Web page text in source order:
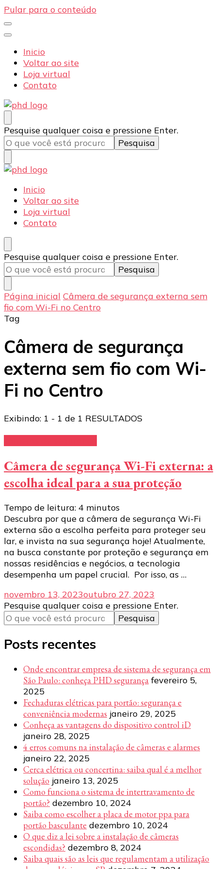
Pular para o conteúdo
Inicio
Voltar ao site
Loja virtual
Contato
PHD Seg
Blog
Procurando
algo?
Pesquise qualquer coisa e pressione Enter.
PHD Seg
Blog
Inicio
Voltar ao site
Loja virtual
Contato
Procurando
algo?
Pesquise qualquer coisa e pressione Enter.
Página inicial Câmera de segurança externa sem
fio com Wi-Fi no Centro
Tag
Câmera de segurança
externa sem fio com Wi-
Fi no Centro
Exibindo: 1 - 1 de 1 RESULTADOS
Câmera de segurança Wi-Fi externa: a
escolha ideal para a sua proteção
Tempo de leitura: 4 minutos
Descubra por que a câmera de segurança Wi-Fi
externa são a escolha perfeita para proteger seu
lar, e invista na sua segurança hoje! Atualmente,
na busca constante por proteção e segurança em
nossas residências e negócios, a tecnologia
desempenha um papel crucial. Por isso, as …
novembro 13, 2023outubro 27, 2023
Procurando
algo?
Pesquise qualquer coisa e pressione Enter.
Posts recentes
Onde encontrar empresa de sistema de segurança em
São Paulo: conheça PHD segurança fevereiro 5,
2025
Fechaduras elétricas para portão: segurança e
conveniência modernas janeiro 29, 2025
Conheça as vantagens do dispositivo control iD
janeiro 28, 2025
4 erros comuns na instalação de câmeras e alarmes
janeiro 22, 2025
Cerca elétrica ou concertina: saiba qual é a melhor
solução janeiro 13, 2025
Como funciona o sistema de intertravamento de
portão? dezembro 10, 2024
Saiba como escolher a placa de motor ppa para
portão basculante dezembro 10, 2024
O que diz a lei sobre a instalação de câmeras
escondidas? dezembro 8, 2024
Saiba quais são as leis que regulamentam a utilização